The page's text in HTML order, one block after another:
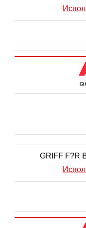
GRIFF F?R